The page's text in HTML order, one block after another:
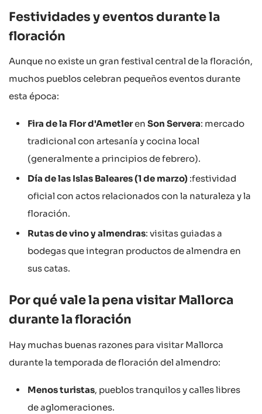
Festividades y eventos durante la
floración
Aunque no existe un gran festival central de la floración,
muchos pueblos celebran pequeños eventos durante
esta época:
Fira de la Flor d'Ametleren Son Servera: mercado
tradicional con artesanía y cocina local
(generalmente a principios de febrero).
Día de las Islas Baleares (1 de marzo) :festividad
oficial con actos relacionados con la naturaleza y la
floración.
Rutas de vino y almendras: visitas guiadas a
bodegas que integran productos de almendra en
sus catas.
Por qué vale la pena visitar Mallorca
durante la floración
Hay muchas buenas razones para visitar Mallorca
durante la temporada de floración del almendro:
Menos turistas, pueblos tranquilos y calles libres
de aglomeraciones.